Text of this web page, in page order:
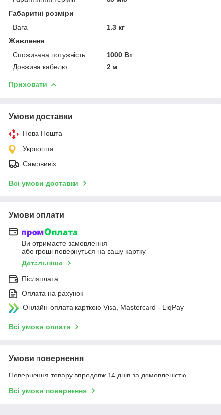
Габаритні розміри
Вага
1.3 кг
Живлення
Споживана потужність
1000 Вт
Довжина кабелю
2 м
Приховати
Умови доставки
Нова Пошта
Укрпошта
Самовивіз
Всі умови доставки
Умови оплати
Ви отримаєте замовлення
або гроші повернуться на вашу картку
Детальніше
Післяплата
Оплата на рахунок
Онлайн-оплата карткою Visa, Mastercard - LiqPay
Всі умови оплати
Умови повернення
Повернення товару впродовж 14 днів за домовленістю
Всі умови повернення